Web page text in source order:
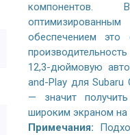
обеспечением это
12,3-дюймовую
and-Play для Subaru
— значит
широким экраном на
Примечания: